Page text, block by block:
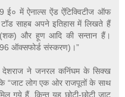
ई० में ऐनाल्स ऐंड ऐंटिक्विटीज ऑफ
साहब अपने इतिहास में लिखते हैं
(शक) और हूण आदि की सन्तान हैं।
ऑक्सफोर्ड संस्करण)।”
देशराज ने जनरल कनिंघम के सिक्ख
“जाट लोग एक ओर राजपूतों के साथ
गये हैं, किन्तु यह छोटी-छोटी जाट